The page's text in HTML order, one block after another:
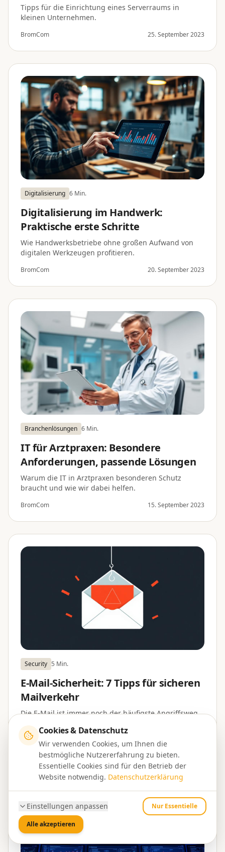
Cookies & Datenschutz
Wir verwenden Cookies, um Ihnen die
bestmögliche Nutzererfahrung zu bieten.
Essentielle Cookies sind für den Betrieb der
Website notwendig. Datenschutzerklärung
Einstellungen anpassen Nur Essentielle
Alle akzeptieren
Tipps für die Einrichtung eines Serverraums in
kleinen Unternehmen.
BromCom 25. September 2023
Digitalisierung 6 Min.
Digitalisierung im Handwerk:
Praktische erste Schritte
Wie Handwerksbetriebe ohne großen Aufwand von
digitalen Werkzeugen profitieren.
BromCom 20. September 2023
Branchenlösungen 6 Min.
IT für Arztpraxen: Besondere
Anforderungen, passende Lösungen
Warum die IT in Arztpraxen besonderen Schutz
braucht und wie wir dabei helfen.
BromCom 15. September 2023
Security 5 Min.
E-Mail-Sicherheit: 7 Tipps für sicheren
Mailverkehr
Die E-Mail ist immer noch der häufigste Angriffsweg.
BromCom 10. September 2023